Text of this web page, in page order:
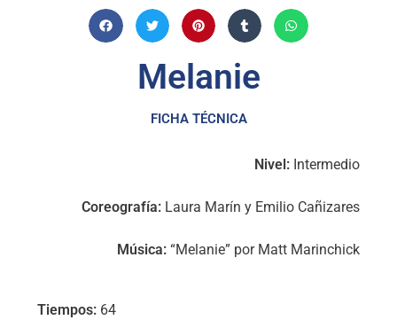
Melanie
FICHA TÉCNICA
Nivel:Intermedio
Coreografía:Laura Marín y Emilio Cañizares
Música:“Melanie” por Matt Marinchick
Tiempos: 64